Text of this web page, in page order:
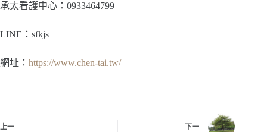
承太看護中心：0933464799
LINE：sfkjs
網址： https://www.chen-tai.tw/
上一 下一